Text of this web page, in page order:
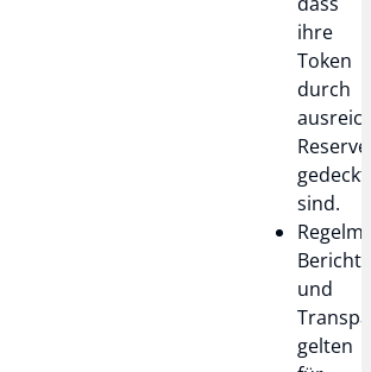
ihre
Token
durch
gedeckt
sind.
und
gelten